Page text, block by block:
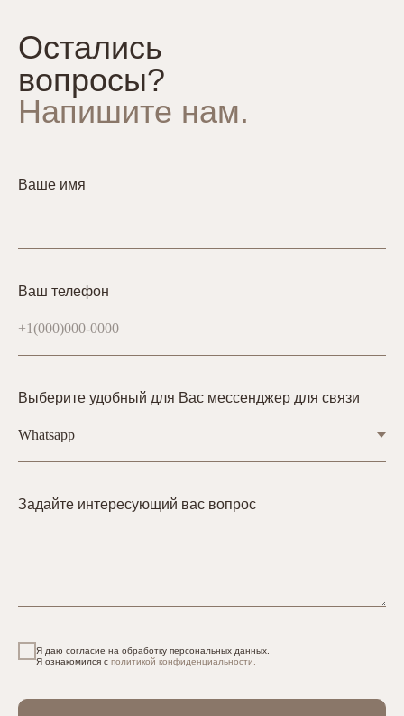
Остались
вопросы?
Напишите нам.
Ваше имя
Ваш телефон
Выберите удобный для Вас мессенджер для связи
Задайте интересующий вас вопрос
Я даю согласие на обработку персональных данных.
Я ознакомился с политикой конфиденциальности.